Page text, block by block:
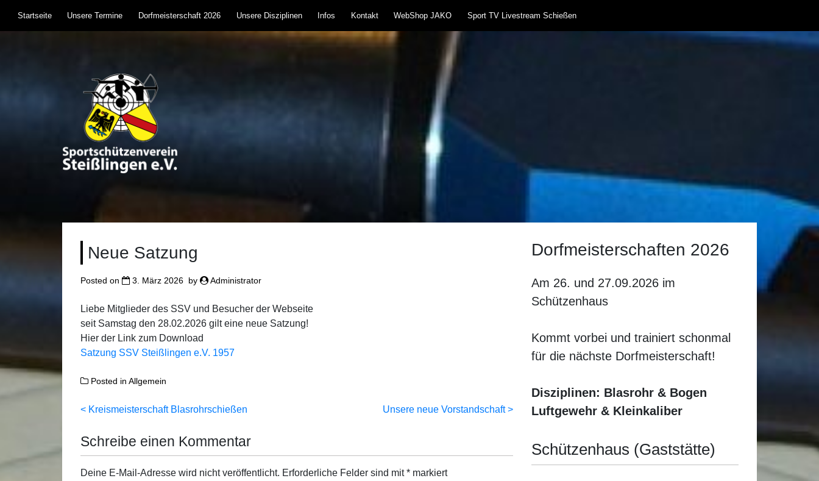
Startseite Unsere Termine Dorfmeisterschaft 2026 Unsere Disziplinen Infos Kontakt WebShop JAKO Sport TV Livestream Schießen
Sportschützenverein Steißlingen 1957 e.V
Neue Satzung
Posted on 3. März 2026 by Administrator
Liebe Mitglieder des SSV und Besucher der Webseite
seit Samstag den 28.02.2026 gilt eine neue Satzung!
Hier der Link zum Download
Satzung SSV Steißlingen e.V. 1957
Posted in Allgemein
Beitragsnavigation
Kreismeisterschaft Blasrohrschießen Unsere neue Vorstandschaft
Schreibe einen Kommentar
Deine E-Mail-Adresse wird nicht veröffentlicht. Erforderliche Felder sind mit* markiert
Dorfmeisterschaften 2026
Am 26. und 27.09.2026 im
Schützenhaus
Kommt vorbei und trainiert schonmal
für die nächste Dorfmeisterschaft!
Disziplinen: Blasrohr & Bogen
Luftgewehr & Kleinkaliber
Schützenhaus (Gaststätte)